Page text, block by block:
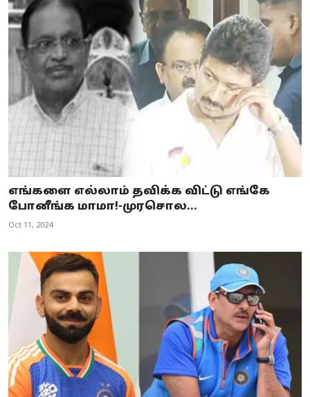
எங்களை எல்லாம் தவிக்க விட்டு எங்கே
போனீங்க மாமா!-முரசொல...
Oct 11, 2024